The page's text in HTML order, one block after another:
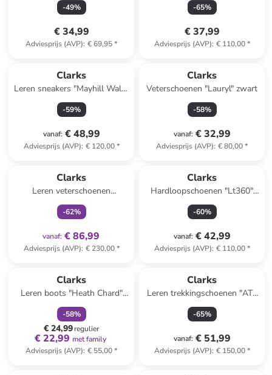
-49%
€ 34,99
Adviesprijs (AVP): € 69,95*
-65%
€ 37,99
Adviesprijs (AVP): € 110,00*
Clarks
Leren sneakers "Mayhill Walk"
crème
-59%
vanaf: € 48,99
Adviesprijs (AVP): € 120,00*
Clarks
Veterschoenen "Lauryl" zwart
-58%
vanaf: € 32,99
Adviesprijs (AVP): € 80,00*
Clarks
Leren veterschoenen
"Wallabee.GTX" paars
-62%
vanaf: € 86,99
Adviesprijs (AVP): € 230,00*
Clarks
Hardloopschoenen "Lt360"
donkerblauw
-60%
vanaf: € 42,99
Adviesprijs (AVP): € 110,00*
Clarks
Leren boots "Heath Chard"
zwart
-58%
€ 24,99regulier
€ 22,99 met family
Adviesprijs (AVP): € 55,00*
Clarks
Leren trekkingschoenen "ATL
Trek GTX" bruin/kaki
-65%
vanaf: € 51,99
Adviesprijs (AVP): € 150,00*